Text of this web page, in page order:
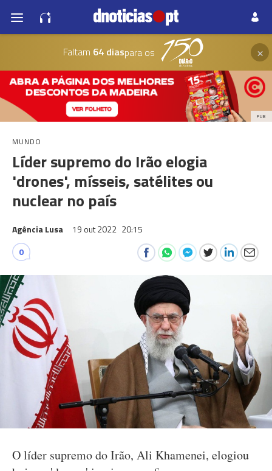
Faltam 64 diaspara os ×
PUB
MUNDO
Líder supremo do Irão elogia
'drones', mísseis, satélites ou
nuclear no país
Agência Lusa 19 out 2022 20:15
0
O líder supremo do Irão, Ali Khamenei, elogiou